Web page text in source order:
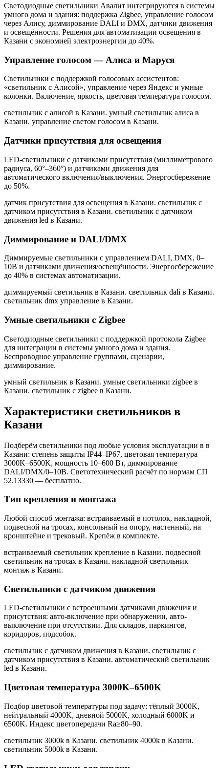
Светодиодные светильники Авалит интегрируются в системы
умного дома и здания: поддержка Zigbee, управление голосом
через Алису, диммирование DALI и DMX, датчики движения
и освещённости. Решения для автоматизации освещения в
Казани с экономией электроэнергии до 40%.
Управление голосом — Алиса и Маруся
Светильники с поддержкой голосовых ассистентов:
«светильник с Алисой», управление через Яндекс и умные
колонки. Включение, яркость, цветовая температура голосом.
светильник с алисой в Казани. умный светильник алиса в
Казани. управление светом голосом в Казани.
Датчики присутствия для освещения
LED-светильники с датчиками присутствия (миллиметрового
радиуса, 60°–360°) и датчиками движения для
автоматического включения/выключения. Энергосбережение
до 50%.
датчик присутствия для освещения в Казани. светильник с
датчиком присутствия в Казани. светильник с датчиком
движения led в Казани.
Диммирование и DALI/DMX
Диммируемые светильники с управлением DALI, DMX, 0–
10В и датчиками движения/освещённости. Энергосбережение
до 40% в системах автоматизации.
диммируемый светильник в Казани. светильник dali в Казани.
светильник dmx управление в Казани.
Умные светильники с Zigbee
Светодиодные светильники с поддержкой протокола Zigbee
для интеграции в системы умного дома и здания.
Беспроводное управление группами, сценарии,
диммирование.
умный светильник в Казани. умные светильники zigbee в
Казани. светильник с zigbee в Казани.
Характеристики светильников в
Казани
Подберём светильники под любые условия эксплуатации в в
Казани: степень защиты IP44–IP67, цветовая температура
3000K–6500K, мощность 10–600 Вт, диммирование
DALI/DMX/0–10В. Светотехнический расчёт по нормам СП
52.13330 — бесплатно.
Тип крепления и монтажа
Любой способ монтажа: встраиваемый в потолок, накладной,
подвесной на тросах, консольный на опору, настенный, на
кронштейне и трековый. Крепёж в комплекте.
встраиваемый светильник крепление в Казани. подвесной
светильник на тросах в Казани. накладной светильник
монтаж в Казани.
Светильники с датчиком движения
LED-светильники с встроенными датчиками движения и
присутствия: авто-включение при обнаружении, авто-
выключение при отсутствии. Для складов, паркингов,
коридоров, подсобок.
светильник с датчиком движения в Казани. светильник с
датчиком присутствия в Казани. автоматический светильник
led в Казани.
Цветовая температура 3000K–6500K
Подбор цветовой температуры под задачу: тёплый 3000K,
нейтральный 4000K, дневной 5000K, холодный 6000K и
6500K. Индекс цветопередачи Ra≥80–90.
светильник 3000k в Казани. светильник 4000k в Казани.
светильник 5000k в Казани.